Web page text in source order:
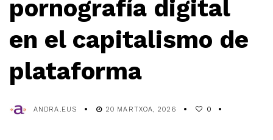
pornografía digital
en el capitalismo de
plataforma
ANDRA.EUS 20 MARTXOA, 2026 0